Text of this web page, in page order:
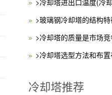
>冷却塔进出口温度(冷
>玻璃钢冷却塔的结构
>冷却塔的质量是市场
>冷却塔选型方法和布
冷却塔推荐